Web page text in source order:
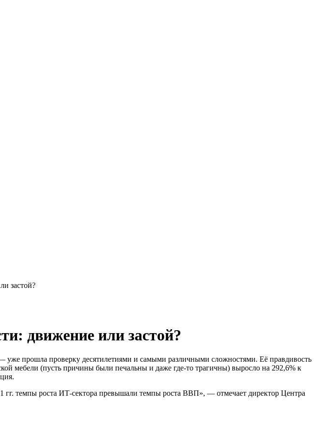
застой?
движение или застой?
прошла проверку десятилетиями и самыми различными сложностями. Её правдивость
мебели (пусть причины были печальны и даже где-то трагичны) выросло на 292,6% к
темпы роста ИТ-сектора превышали темпы роста ВВП», — отмечает директор Центра